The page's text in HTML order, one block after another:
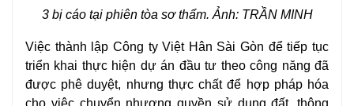
3 bị cáo tại phiên tòa sơ thẩm. Ảnh: TRẦN MINH
Việc thành lập Công ty Việt Hân Sài Gòn để tiếp tục
triển khai thực hiện dự án đầu tư theo công năng đã
được phê duyệt, nhưng thực chất để hợp pháp hóa
cho việc chuyển nhượng quyền sử dụng đất, thông